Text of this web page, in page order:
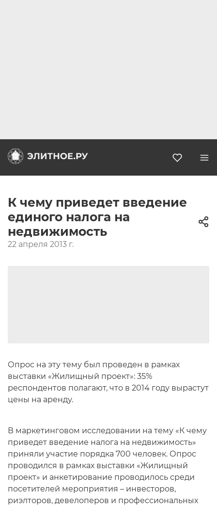
К чему приведет введение
единого налога на
недвижимость
22 апреля 2013 г.
Опрос на эту тему был проведен в рамках
выставки «Жилищный проект»: 35%
респондентов полагают, что в 2014 году вырастут
цены на аренду.
В маркетинговом исследовании на тему «К чему
приведет введение налога на недвижимость»
приняли участие порядка 700 человек. Опрос
проводился в рамках выставки «Жилищный
проект» и анкетирование проводилось среди
посетителей мероприятия – инвесторов,
риэлторов, девелоперов и профессиональных